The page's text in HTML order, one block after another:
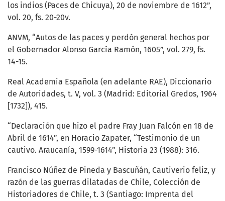
los indios (Paces de Chicuya), 20 de noviembre de 1612”,
vol. 20, fs. 20-20v.
ANVM, “Autos de las paces y perdón general hechos por
el Gobernador Alonso García Ramón, 1605”, vol. 279, fs.
14-15.
Real Academia Española (en adelante RAE), Diccionario
de Autoridades, t. V, vol. 3 (Madrid: Editorial Gredos, 1964
[1732]), 415.
“Declaración que hizo el padre Fray Juan Falcón en 18 de
Abril de 1614”, en Horacio Zapater, “Testimonio de un
cautivo. Araucanía, 1599-1614”, Historia 23 (1988): 316.
Francisco Núñez de Pineda y Bascuñán, Cautiverio feliz, y
razón de las guerras dilatadas de Chile, Colección de
Historiadores de Chile, t. 3 (Santiago: Imprenta del